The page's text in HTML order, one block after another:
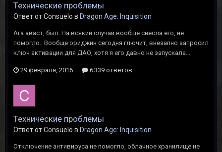
Технические проблемы
Ответ от Consuelo в Dragon Age: Inquisition
Ага аваст, был..На всякий случай вообще снесла его, не
помогло.. Вообще ориджин сегодня глючит, внезапно запросил
ключ активации для ДАО, хотя я его давно не запускала...
29 февраля, 2016 6 339 ответов
Технические проблемы
Ответ от Consuelo в Dragon Age: Inquisition
Отключение антивируса не помогло, облачное хранилище не